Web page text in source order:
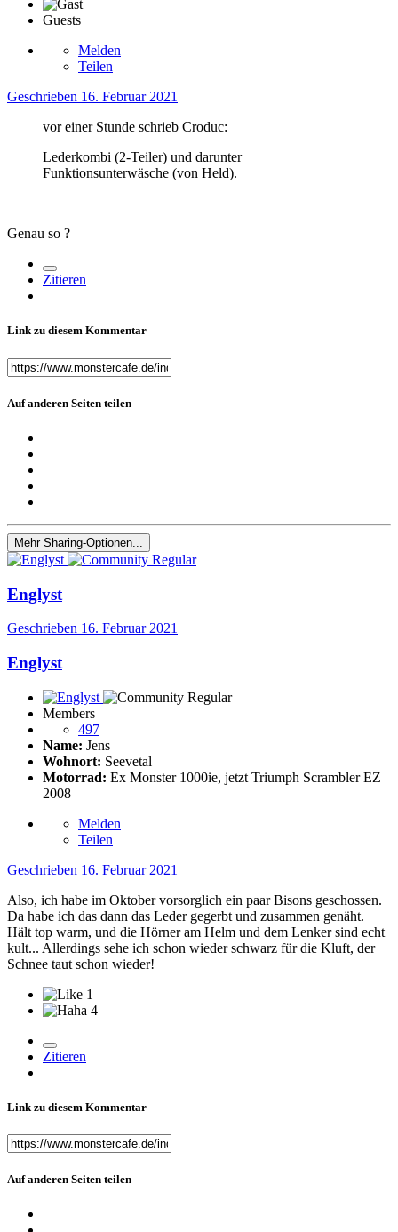
Guests
Melden
Teilen
Geschrieben 16. Februar 2021
vor einer Stunde schrieb Croduc:
Lederkombi (2-Teiler) und darunter
Funktionsunterwäsche (von Held).
Genau so ?
Zitieren
Link zu diesem Kommentar
Auf anderen Seiten teilen
Mehr Sharing-Optionen...
Englyst
Geschrieben 16. Februar 2021
Englyst
Members
497
Name: Jens
Wohnort: Seevetal
Motorrad: Ex Monster 1000ie, jetzt Triumph Scrambler EZ
2008
Melden
Teilen
Geschrieben 16. Februar 2021
Also, ich habe im Oktober vorsorglich ein paar Bisons geschossen.
Da habe ich das dann das Leder gegerbt und zusammen genäht.
Hält top warm, und die Hörner am Helm und dem Lenker sind echt
kult... Allerdings sehe ich schon wieder schwarz für die Kluft, der
Schnee taut schon wieder!
1
4
Zitieren
Link zu diesem Kommentar
Auf anderen Seiten teilen